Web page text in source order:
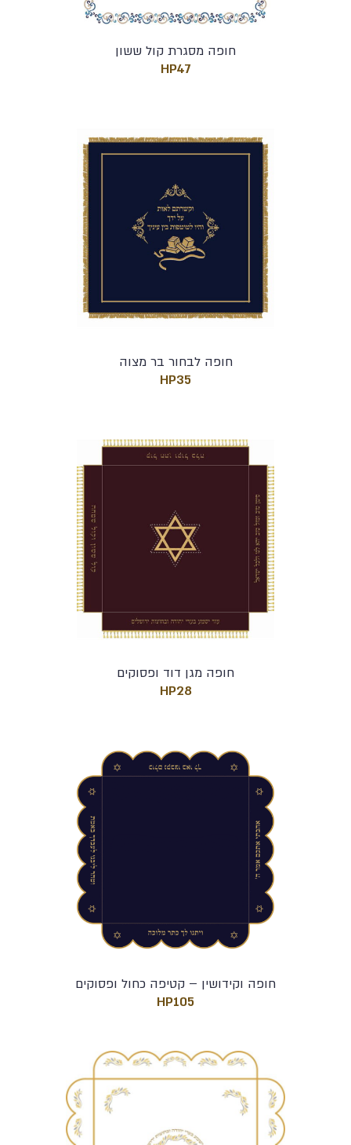
חופה מסגרת קול ששון
HP47
חופה לבחור בר מצוה
HP35
חופה מגן דוד ופסוקים
HP28
חופה וקידושין – קטיפה כחול ופסוקים
HP105